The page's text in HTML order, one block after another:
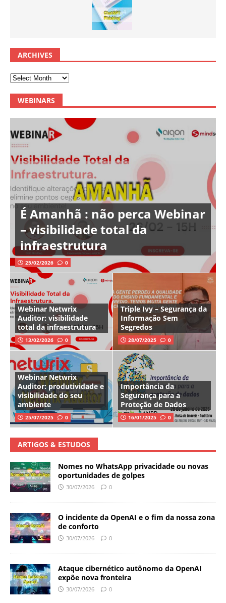
ARCHIVES
WEBINARS
É Amanhã : não perca Webinar
– visibilidade total da
infraestrutura
25/02/2026 0
Webinar Netwrix
Auditor: visibilidade
total da infraestrutura
13/02/2026 0
Triple Ivy – Segurança da
Informação Sem
Segredos
28/07/2025 0
Webinar Netwrix
Auditor: produtividade e
visibilidade do seu
ambiente
25/07/2025 0
Importância da
Segurança para a
Proteção de Dados
16/01/2025 0
ARTIGOS & ESTUDOS
Nomes no WhatsApp privacidade ou novas
oportunidades de golpes
30/07/2026 0
O incidente da OpenAI e o fim da nossa zona
de conforto
30/07/2026 0
Ataque cibernético autônomo da OpenAI
expõe nova fronteira
30/07/2026 0